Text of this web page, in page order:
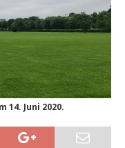
14. Juni 2020.